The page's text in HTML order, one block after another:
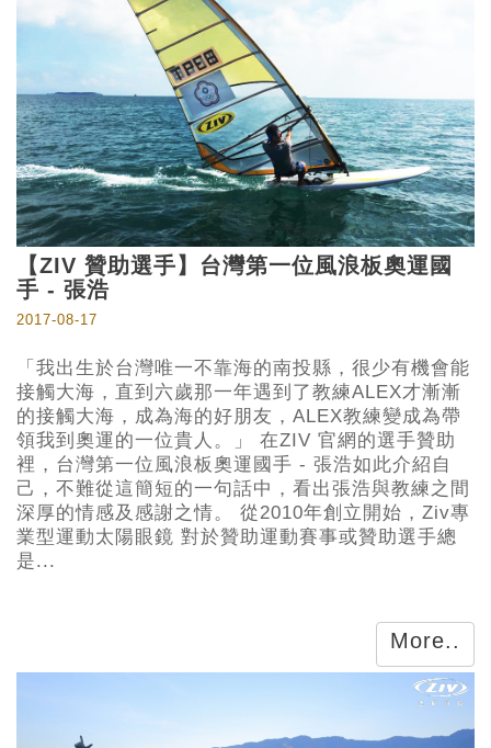
【ZIV 贊助選手】台灣第一位風浪板奧運國
手 - 張浩
2017-08-17
「我出生於台灣唯一不靠海的南投縣，很少有機會能
接觸大海，直到六歲那一年遇到了教練ALEX才漸漸
的接觸大海，成為海的好朋友，ALEX教練變成為帶
領我到奧運的一位貴人。」 在ZIV 官網的選手贊助
裡，台灣第一位風浪板奧運國手 - 張浩如此介紹自
己，不難從這簡短的一句話中，看出張浩與教練之間
深厚的情感及感謝之情。 從2010年創立開始，Ziv專
業型運動太陽眼鏡 對於贊助運動賽事或贊助選手總
是...
More..